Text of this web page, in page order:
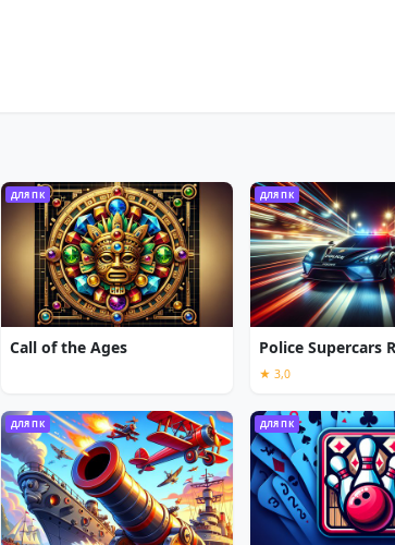
ДЛЯ ПК
Call of the Ages
ДЛЯ ПК
Police Supercars
★ 3,0
ДЛЯ ПК ДЛЯ ПК